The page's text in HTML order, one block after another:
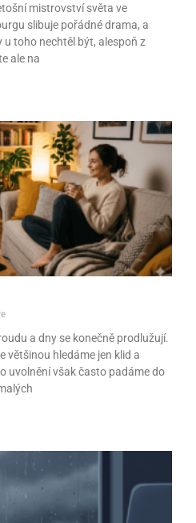
mistrovství světa ve
slibuje pořádné drama, a
u toho nechtěl být, alespoň z
ale na
a dny se konečně prodlužují.
většinou hledáme jen klid a
uvolnění však často padáme do